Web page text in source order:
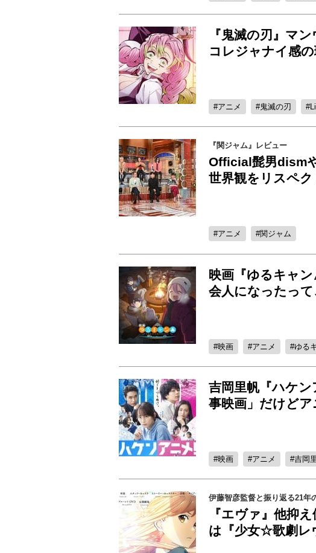
『鬼滅の刃』マ
コレジャナイ感
アニメ 鬼滅の刃
『関ジャム』レビュー
Official髭男dism
世界観をリスペ
アニメ 関ジャム
映画『ゆるキャ
会人になったっ
映画 アニメ ゆる
吉岡里帆『ハケ
事映画」だけどア
映画 アニメ 吉岡
伊藤智彦監督と振り返る21年
『エヴァ』他抑
は『少女☆歌劇レ